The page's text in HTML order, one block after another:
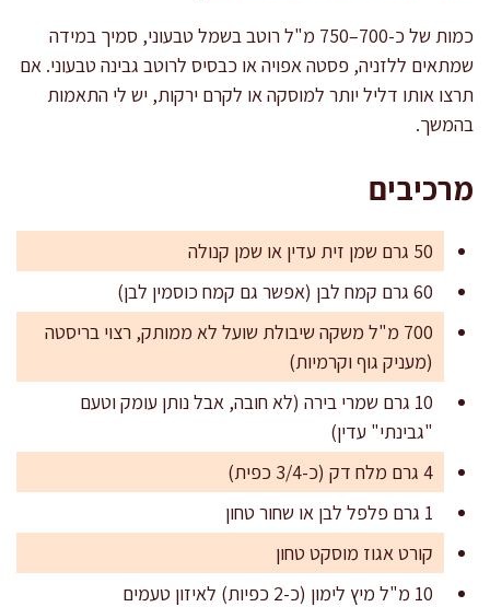
כמות של כ-700–750 מ"ל רוטב בשמל טבעוני, סמיך במידה
שמתאים ללזניה, פסטה אפויה או כבסיס לרוטב גבינה טבעוני. אם
תרצו אותו דליל יותר למוסקה או לקרם ירקות, יש לי התאמות
בהמשך.
מרכיבים
50 גרם שמן זית עדין או שמן קנולה
60 גרם קמח לבן (אפשר גם קמח כוסמין לבן)
700 מ"ל משקה שיבולת שועל לא ממותק, רצוי בריסטה
(מעניק גוף וקרמיות)
10 גרם שמרי בירה (לא חובה, אבל נותן עומק וטעם
"גבינתי" עדין)
4 גרם מלח דק (כ-3/4 כפית)
1 גרם פלפל לבן או שחור טחון
קורט אגוז מוסקט טחון
10 מ"ל מיץ לימון (כ-2 כפיות) לאיזון טעמים